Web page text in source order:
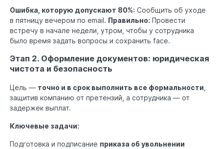
Ошибка, которую допускают 80%: Сообщить об уходе
в пятницу вечером по email. Правильно: Провести
встречу в начале недели, утром, чтобы у сотрудника
было время задать вопросы и сохранить face.
Этап 2. Оформление документов: юридическая
чистота и безопасность
Цель — точно и в срок выполнить все формальности
защитив компанию от претензий, а сотрудника — от
задержек выплат.
Ключевые задачи:
Подготовка и подписание приказа об увольнении